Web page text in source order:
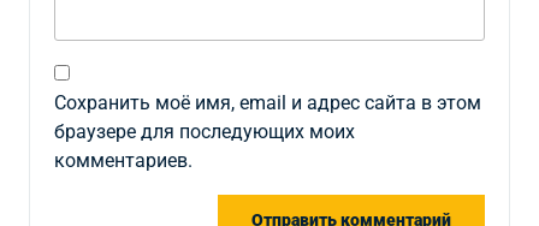
Сохранить моё имя, email и адрес сайта в этом
браузере для последующих моих
комментариев.